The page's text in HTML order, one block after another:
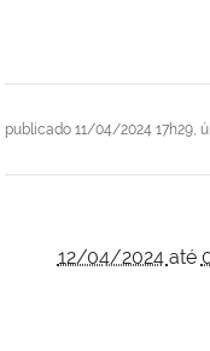
publicado 11/04/2024 17h29,
12/04/2024 até